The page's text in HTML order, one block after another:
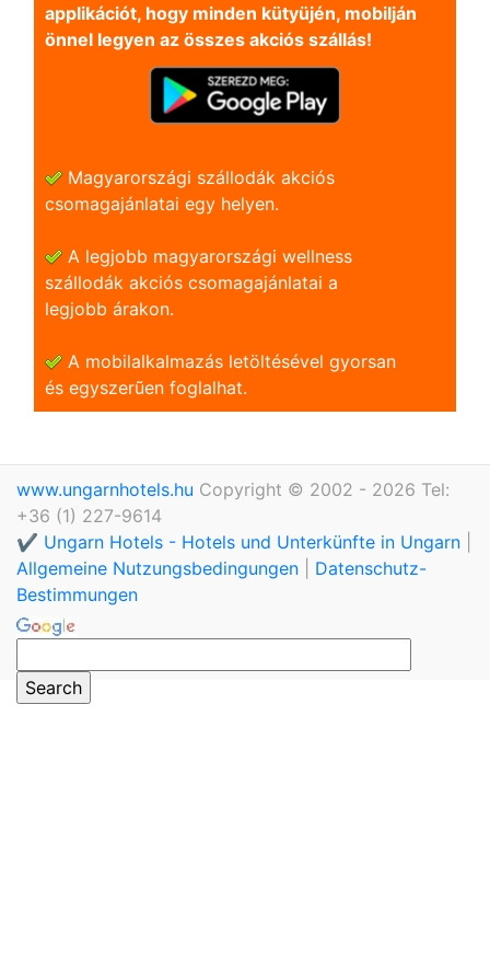
applikációt, hogy minden kütyüjén, mobilján
önnel legyen az összes akciós szállás!
Magyarországi szállodák akciós
csomagajánlatai egy helyen.
A legjobb magyarországi wellness
szállodák akciós csomagajánlatai a
legjobb árakon.
A mobilalkalmazás letöltésével gyorsan
és egyszerũen foglalhat.
www.ungarnhotels.hu Copyright © 2002 - 2026 Tel:
+36 (1) 227-9614
✔️ Ungarn Hotels - Hotels und Unterkünfte in Ungarn
Allgemeine Nutzungsbedingungen
Datenschutz-
Bestimmungen